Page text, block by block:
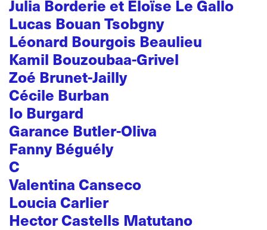
Julia Borderie et Eloïse Le Gallo
Lucas Bouan Tsobgny
Léonard Bourgois Beaulieu
Kamil Bouzoubaa-Grivel
Zoé Brunet-Jailly
Cécile Burban
Io Burgard
Garance Butler-Oliva
Fanny Béguély
C
Valentina Canseco
Loucia Carlier
Hector Castells Matutano